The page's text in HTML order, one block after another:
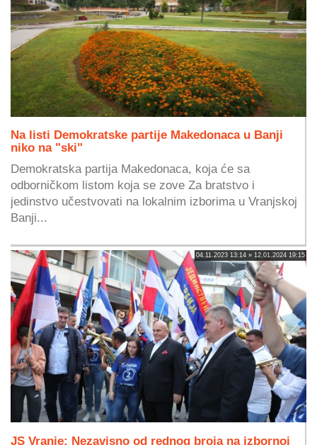
Na listi Demokratske partije Makedonaca u Banji
niko na "ski"
Demokratska partija Makedonaca, koja će sa
odborničkom listom koja se zove Za bratstvo i
jedinstvo učestvovati na lokalnim izborima u Vranjskoj
Banji...
04.11.2023 13:14 » 12.01.2024 19:15
JS Vranje: Nezavisno od rednog broja na izbornoj